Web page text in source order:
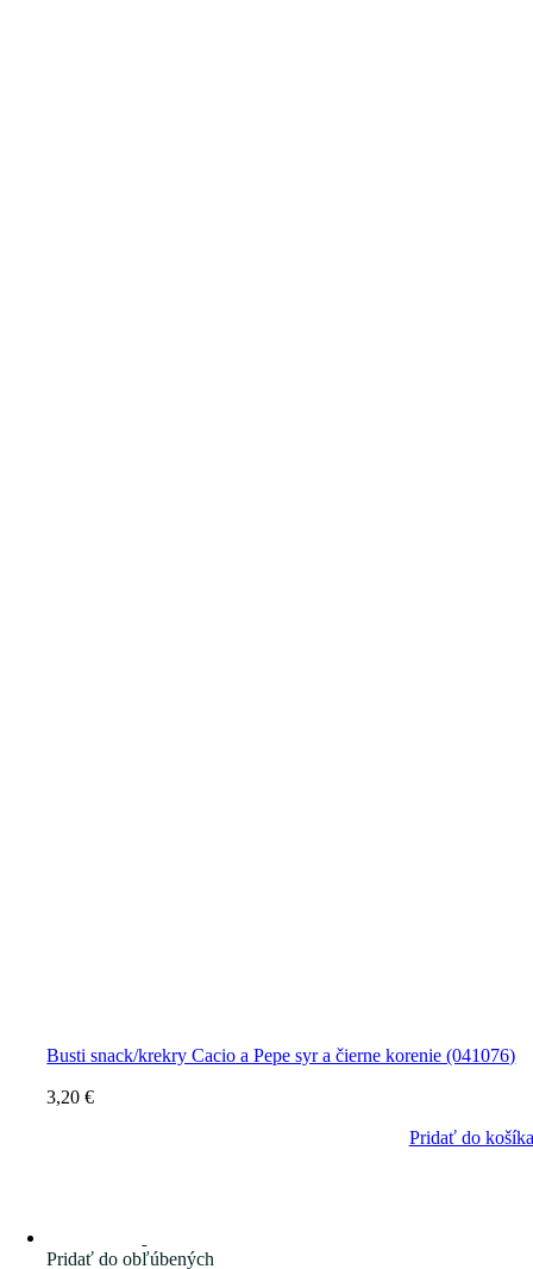
Busti snack/krekry Cacio a Pepe syr a čierne korenie (041076)
3,20€
Pridať do košíka
Pridať do obľúbených